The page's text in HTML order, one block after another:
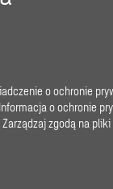
o ochronie
Informacja o ochronie
Zarządzaj zgodą na